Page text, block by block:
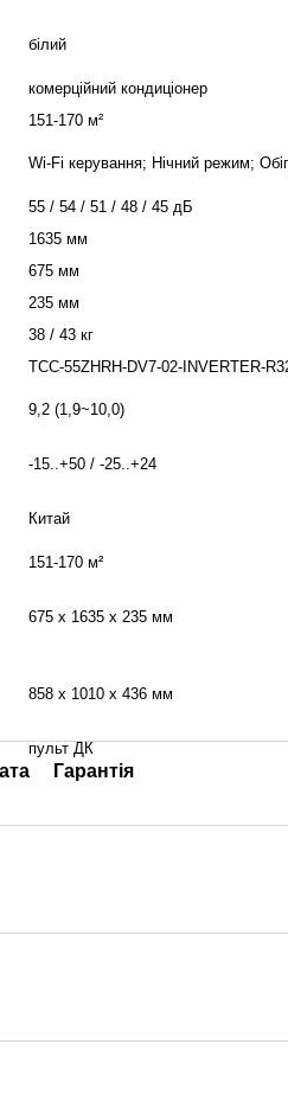
білий
комерційний кондиціонер
151-170 м²
Wi‑Fi керування; Нічний режим;
55 / 54 / 51 / 48 / 45 дБ
1635 мм
675 мм
235 мм
38 / 43 кг
TCC-55ZHRH-DV7-02-INVERTER-
9,2 (1,9~10,0)
-15..+50 / -25..+24
Китай
151-170 м²
675 x 1635 x 235 мм
858 x 1010 x 436 мм
пульт ДК
Гарантія